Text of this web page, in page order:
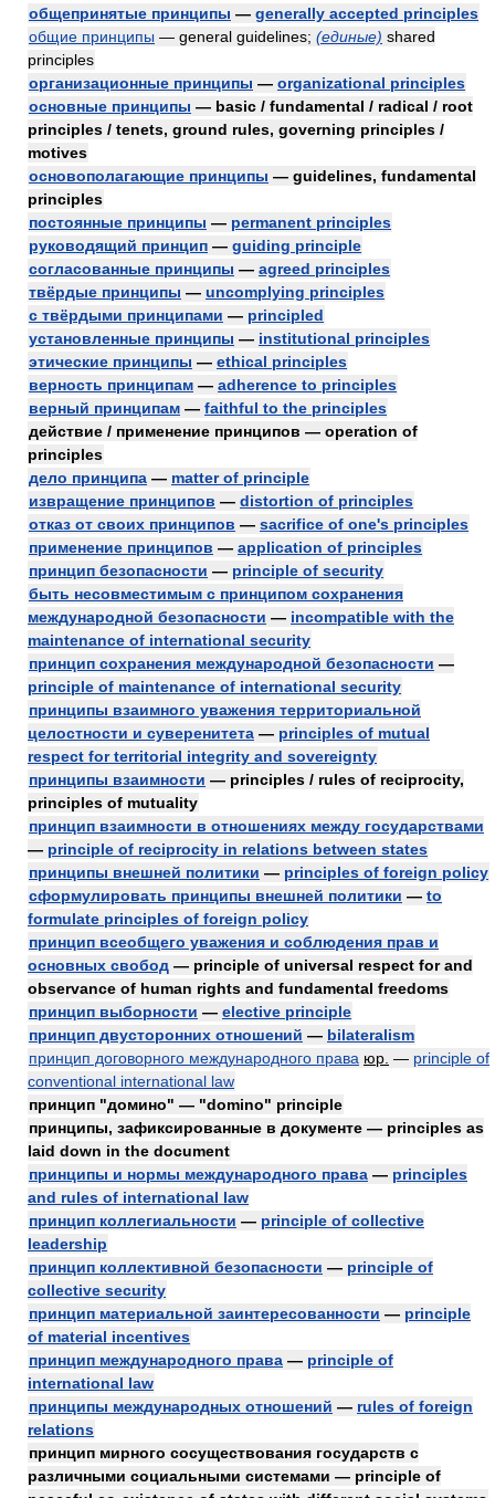
общепринятые принципы — generally accepted principles
общие принципы — general guidelines; (единые) shared
principles
организационные принципы — organizational principles
основные принципы — basic / fundamental / radical / root
principles / tenets, ground rules, governing principles /
motives
основополагающие принципы — guidelines, fundamental
principles
постоянные принципы — permanent principles
руководящий принцип — guiding principle
согласованные принципы — agreed principles
твёрдые принципы — uncomplying principles
с твёрдыми принципами — principled
установленные принципы — institutional principles
этические принципы — ethical principles
верность принципам — adherence to principles
верный принципам — faithful to the principles
действие / применение принципов — operation of
principles
дело принципа — matter of principle
извращение принципов — distortion of principles
отказ от своих принципов — sacrifice of one's principles
применение принципов — application of principles
принцип безопасности — principle of security
быть несовместимым с принципом сохранения
международной безопасности — incompatible with the
maintenance of international security
принцип сохранения международной безопасности —
principle of maintenance of international security
принципы взаимного уважения территориальной
целостности и суверенитета — principles of mutual
respect for territorial integrity and sovereignty
принципы взаимности — principles / rules of reciprocity,
principles of mutuality
принцип взаимности в отношениях между государствами
— principle of reciprocity in relations between states
принципы внешней политики — principles of foreign policy
сформулировать принципы внешней политики — to
formulate principles of foreign policy
принцип всеобщего уважения и соблюдения прав и
основных свобод — principle of universal respect for and
observance of human rights and fundamental freedoms
принцип выборности — elective principle
принцип двусторонних отношений — bilateralism
принцип договорного международного права юр. — principle of
conventional international law
принцип "домино" — "domino" principle
принципы, зафиксированные в документе — principles as
laid down in the document
принципы и нормы международного права — principles
and rules of international law
принцип коллегиальности — principle of collective
leadership
принцип коллективной безопасности — principle of
collective security
принцип материальной заинтересованности — principle
of material incentives
принцип международного права — principle of
international law
принципы международных отношений — rules of foreign
relations
принцип мирного сосуществования государств с
различными социальными системами — principle of